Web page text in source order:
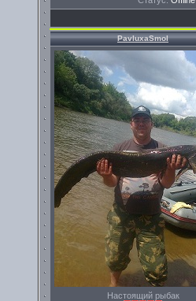
PavluxaSmol
Настоящий рыбак